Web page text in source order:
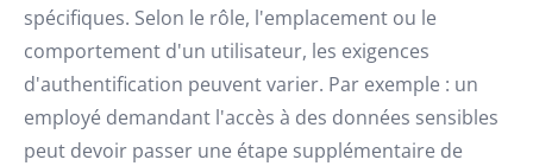
spécifiques. Selon le rôle, l'emplacement ou le
comportement d'un utilisateur, les exigences
d'authentification peuvent varier. Par exemple : un
employé demandant l'accès à des données sensibles
peut devoir passer une étape supplémentaire de